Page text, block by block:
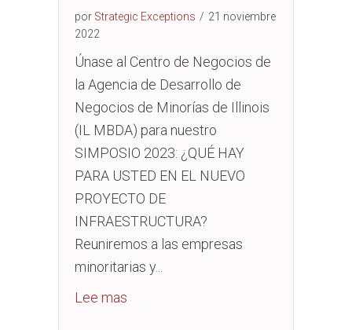
por Strategic Exceptions / 21 noviembre
2022
Únase al Centro de Negocios de
la Agencia de Desarrollo de
Negocios de Minorías de Illinois
(IL MBDA) para nuestro
SIMPOSIO 2023: ¿QUÉ HAY
PARA USTED EN EL NUEVO
PROYECTO DE
INFRAESTRUCTURA?
Reuniremos a las empresas
minoritarias y...
Lee mas